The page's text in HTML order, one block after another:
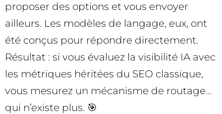
proposer des options et vous envoyer
ailleurs. Les modèles de langage, eux, ont
été conçus pour répondre directement.
Résultat : si vous évaluez la visibilité IA avec
les métriques héritées du SEO classique,
vous mesurez un mécanisme de routage…
qui n’existe plus. 🎯